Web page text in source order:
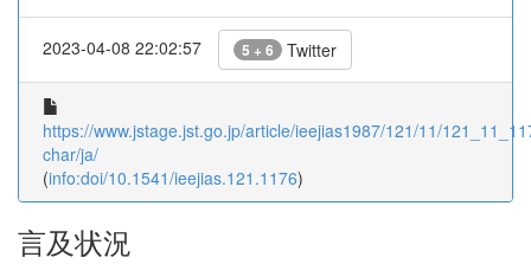
2023-04-08 22:02:57 5 + 6 Twitter
https://www.jstage.jst.go.jp/article/ieejias1987/121/11/
char/ja/
(info:doi/10.1541/ieejias.121.1176)
言及状況